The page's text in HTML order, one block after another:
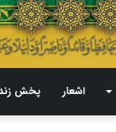
اشعار پخش